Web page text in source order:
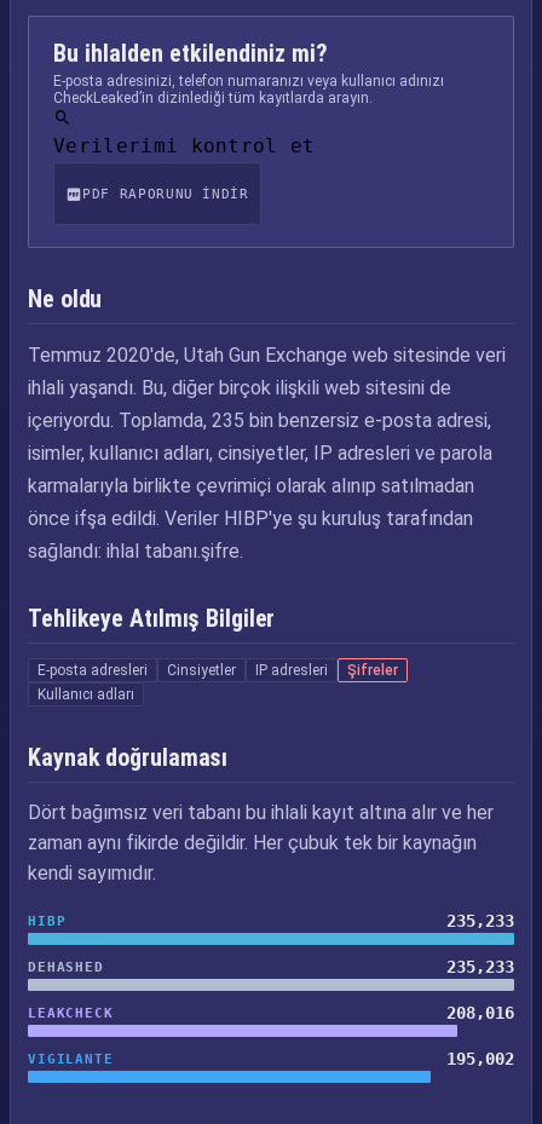
Bu ihlalden etkilendiniz mi?
E-posta adresinizi, telefon numaranızı veya kullanıcı adınızı
CheckLeaked’in dizinlediği tüm kayıtlarda arayın.
Verilerimi kontrol et
PDF RAPORUNU INDIR
Ne oldu
Temmuz 2020'de, Utah Gun Exchange web sitesinde veri
ihlali yaşandı. Bu, diğer birçok ilişkili web sitesini de
içeriyordu. Toplamda, 235 bin benzersiz e-posta adresi,
isimler, kullanıcı adları, cinsiyetler, IP adresleri ve parola
karmalarıyla birlikte çevrimiçi olarak alınıp satılmadan
önce ifşa edildi. Veriler HIBP'ye şu kuruluş tarafından
sağlandı: ihlal tabanı.şifre.
Tehlikeye Atılmış Bilgiler
E-posta adresleri Cinsiyetler IP adresleri
Şifreler
Kullanıcı adları
Kaynak doğrulaması
Dört bağımsız veri tabanı bu ihlali kayıt altına alır ve her
zaman aynı fikirde değildir. Her çubuk tek bir kaynağın
kendi sayımıdır.
HIBP 235,233
DEHASHED 235,233
LEAKCHECK 208,016
VIGILANTE 195,002